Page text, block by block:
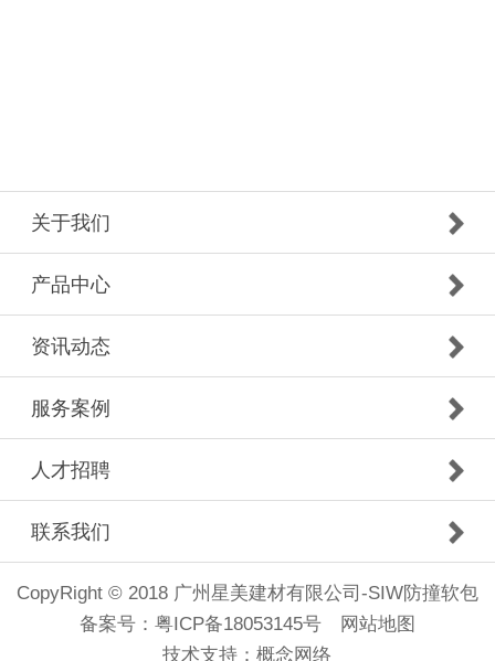
关于我们
产品中心
资讯动态
服务案例
人才招聘
联系我们
CopyRight © 2018 广州星美建材有限公司-SIW防撞软包
备案号： 粤ICP备18053145号
网站地图
技术支持：概念网络